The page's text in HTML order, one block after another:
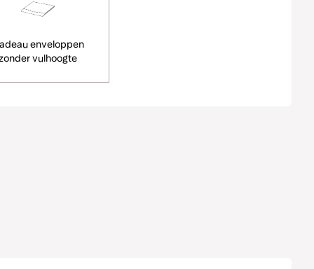
enveloppen
vulhoogte